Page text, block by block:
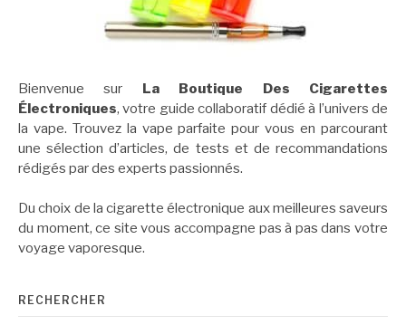
Bienvenue sur La Boutique Des Cigarettes
Électroniques, votre guide collaboratif dédié à l’univers de
la vape. Trouvez la vape parfaite pour vous en parcourant
une sélection d’articles, de tests et de recommandations
rédigés par des experts passionnés.
Du choix de la cigarette électronique aux meilleures saveurs
du moment, ce site vous accompagne pas à pas dans votre
voyage vaporesque.
RECHERCHER